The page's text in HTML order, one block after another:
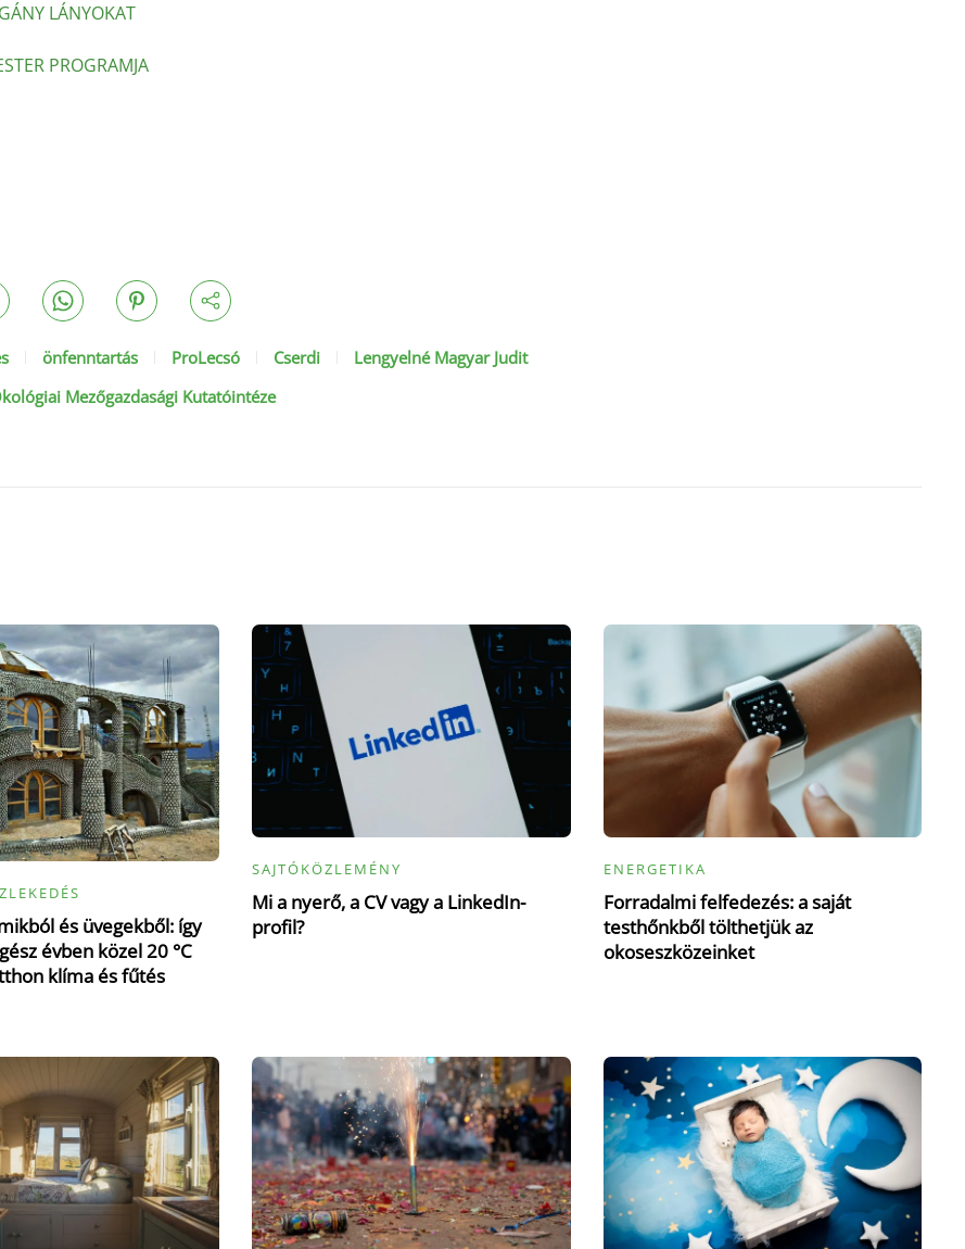
LÁNYOKAT
PROGRAMJA
önfenntartás ProLecsó Cserdi
Lengyelné Magyar Judit
Mezőgazdasági Kutatóintéze
és üvegekből: így
évben közel 20 °C
klíma és fűtés
SAJTÓKÖZLEMÉNY
Mi a nyerő, a CV vagy a LinkedIn-
profil?
ENERGETIKA
Forradalmi felfedezés: a saját
testhőnkből tölthetjük az
okoseszközeinket